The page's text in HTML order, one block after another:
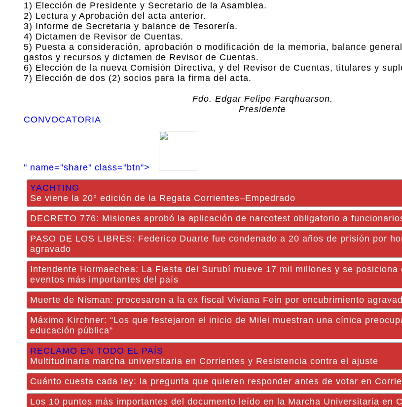
1) Elección de Presidente y Secretario de la Asamblea.
2) Lectura y Aprobación del acta anterior.
3) Informe de Secretaria y balance de Tesorería.
4) Dictamen de Revisor de Cuentas.
5) Puesta a consideración, aprobación o modificación de la memoria, balance
gastos y recursos y dictamen de Revisor de Cuentas.
6) Elección de la nueva Comisión Directiva, y del Revisor de Cuentas, titulares y
7) Elección de dos (2) socios para la firma del acta.
Fdo. Edgar Felipe Farqhuarson.
Presidente
CONVOCATORIA
" name="share" class="btn">
YACHTING
Se viene la 20° edición de la Regata Corrientes–Empedrado
DECRETO 776: Misiones aprobó la aplicación de narcotest obligatorio a
PASO DE LOS LIBRES: Federico Duarte fue condenado a 20 años de prisión por
agravado
Intendente Hormaechea: La Fiesta del Surubí mueve 17 mil millones y se posiciona
eventos más importantes del país
Muerte de Nisman: procesaron a la ex fiscal Viviana Fein por encubrimiento
Máximo Kirchner: “Los que festejaron el inicio de Milei muestran una cínica
educación pública"
RECLAMO EN TODO EL PAÍS
Multitudinaria marcha universitaria en Corrientes y Resistencia contra el ajuste
Cuánto cuesta cada ley: la pregunta que quieren responder antes de votar en
Los 10 puntos más importantes del documento leído en la Marcha Universitaria en